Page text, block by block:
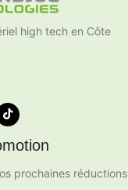
high tech en Côte
prochaines réductions